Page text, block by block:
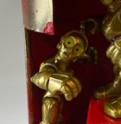
AJOUTER AU PANIER